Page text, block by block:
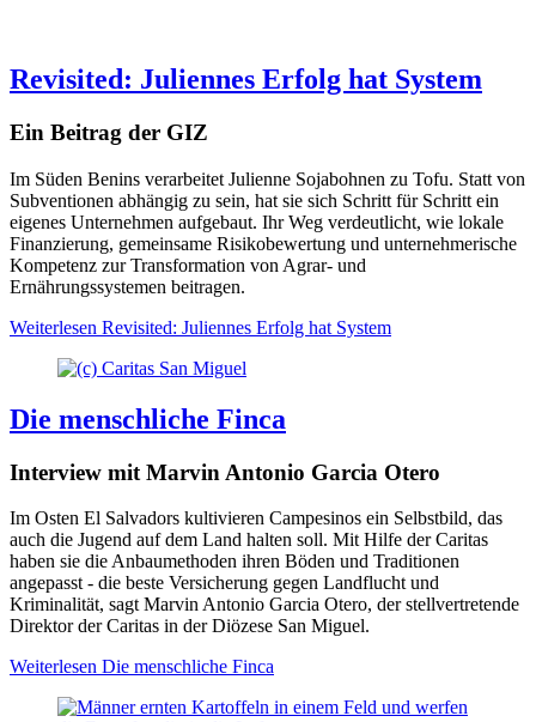
Revisited: Juliennes Erfolg hat System
Ein Beitrag der GIZ
Im Süden Benins verarbeitet Julienne Sojabohnen zu Tofu. Statt von
Subventionen abhängig zu sein, hat sie sich Schritt für Schritt ein
eigenes Unternehmen aufgebaut. Ihr Weg verdeutlicht, wie lokale
Finanzierung, gemeinsame Risikobewertung und unternehmerische
Kompetenz zur Transformation von Agrar- und
Ernährungssystemen beitragen.
Weiterlesen Revisited: Juliennes Erfolg hat System
Die menschliche Finca
Interview mit Marvin Antonio Garcia Otero
Im Osten El Salvadors kultivieren Campesinos ein Selbstbild, das
auch die Jugend auf dem Land halten soll. Mit Hilfe der Caritas
haben sie die Anbaumethoden ihren Böden und Traditionen
angepasst - die beste Versicherung gegen Landflucht und
Kriminalität, sagt Marvin Antonio Garcia Otero, der stellvertretende
Direktor der Caritas in der Diözese San Miguel.
Weiterlesen Die menschliche Finca